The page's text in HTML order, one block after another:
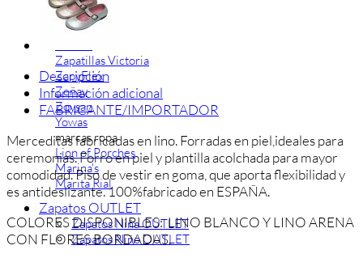
Titanitos
Unisa
Zapatillas Victoria
ZapyFlex
Zeñay
Zoysan
Yowas
marcas ropa
Lion of Porches
Marina's
Marita Rial
Zapatos OUTLET
Zapatos Niña OUTLET
Zapatos Niño OUTLET
Descripción
Información adicional
FABRICANTE/IMPORTADOR
Merceditas fabricadas en lino. Forradas en piel,ideales para
ceremonias. Forro en piel y plantilla acolchada para mayor
comodidad. Piso de vestir en goma, que aporta flexibilidad y
es antideslizante. 100%fabricado en ESPAÑA.
COLORES DISPONIBLES: LINO BLANCO Y LINO ARENA
CON FLORES BORDADAS.